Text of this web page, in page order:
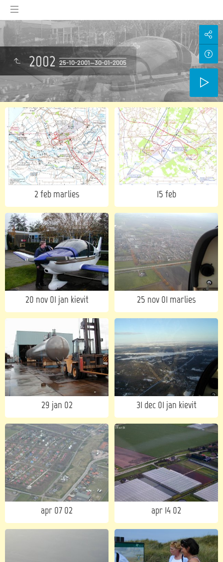
200225-10-2001—30-01-2005
2 feb marlies 15 feb
20 nov 01 jan kievit 25 nov 01 marlies
29 jan 02 31 dec 01 jan kievit
apr 07 02 apr 14 02